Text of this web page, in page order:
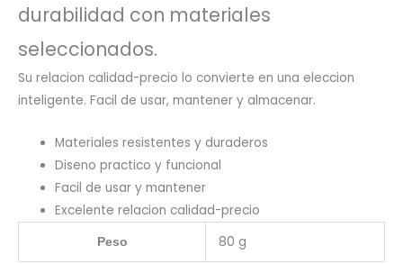
durabilidad con materiales
seleccionados.
Su relacion calidad-precio lo convierte en una eleccion
inteligente. Facil de usar, mantener y almacenar.
Materiales resistentes y duraderos
Diseno practico y funcional
Facil de usar y mantener
Excelente relacion calidad-precio
Peso 80 g